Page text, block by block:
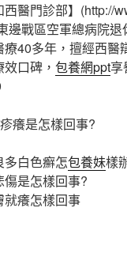
門診部】(http://
戰區空軍總病院退
40多年，擅經西醫
口碑， 包養網ppt享
是怎樣回事?
白色癬怎包養妹樣
是怎樣回事?
癢怎樣回事